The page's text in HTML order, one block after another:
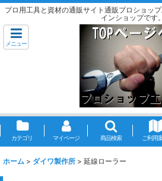
プロ用工具と資材の通販サイト通販プロショッ
インショップです。
メニュー
カテゴリ マイページ 商品検索 ご利用
ホーム > ダイワ製作所 > 延線ローラー